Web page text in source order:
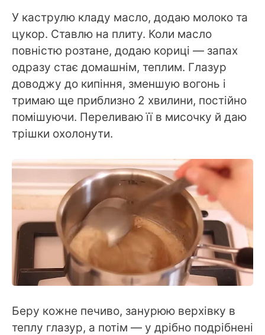
У каструлю кладу масло, додаю молоко та
цукор. Ставлю на плиту. Коли масло
повністю розтане, додаю кориці — запах
одразу стає домашнім, теплим. Глазур
доводжу до кипіння, зменшую вогонь і
тримаю ще приблизно 2 хвилини, постійно
помішуючи. Переливаю її в мисочку й даю
трішки охолонути.
Беру кожне печиво, занурюю верхівку в
теплу глазур, а потім — у дрібно подрібнені